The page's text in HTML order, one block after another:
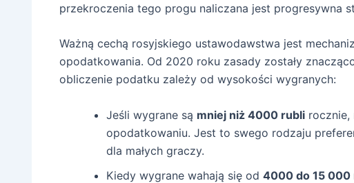
przekroczenia tego progu naliczana jest progresywna
Ważną cechą rosyjskiego ustawodawstwa jest
opodatkowania. Od 2020 roku zasady zostały
obliczenie podatku zależy od wysokości wygranych:
Jeśli wygrane są mniej niż 4000 rubli rocznie,
opodatkowaniu. Jest to swego rodzaju
dla małych graczy.
Kiedy wygrane wahają się od 4000 do 15 000